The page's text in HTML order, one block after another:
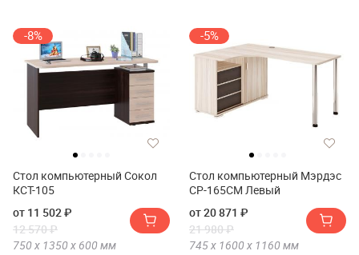
-8%
Стол компьютерный Сокол
КСТ-105
от 11 502 ₽
12 570 ₽
750 х 1350 х 600 мм
-5%
Стол компьютерный Мэрдэс
СР-165СМ Левый
от 20 871 ₽
21 980 ₽
745 х 1600 х 1160 мм